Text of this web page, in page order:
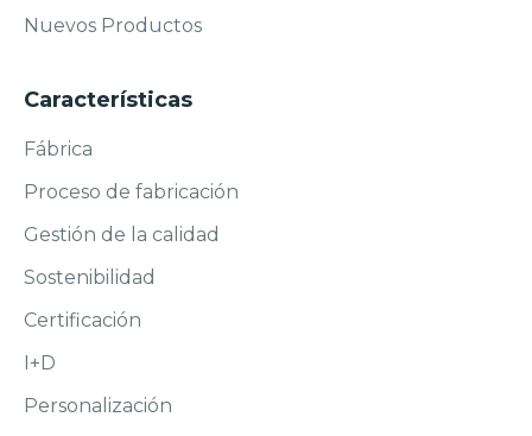
Nuevos Productos
Características
Fábrica
Proceso de fabricación
Gestión de la calidad
Sostenibilidad
Certificación
I+D
Personalización